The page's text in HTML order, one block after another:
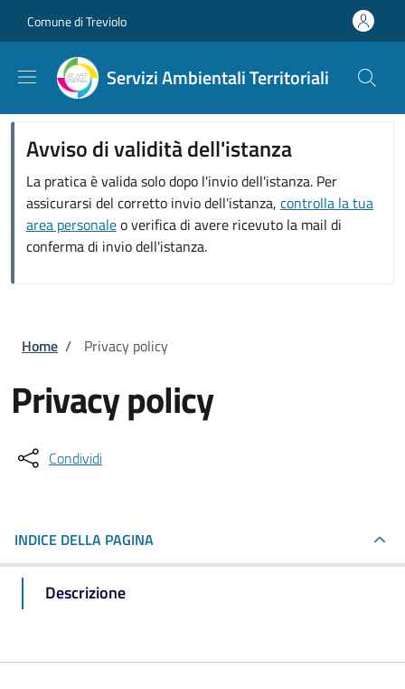
Comune di Treviolo
Servizi Ambientali Territoriali
Avviso di validità dell'istanza
La pratica è valida solo dopo l'invio dell'istanza. Per
assicurarsi del corretto invio dell'istanza, controlla la tua
area personaleo verifica di avere ricevuto la mail di
conferma di invio dell'istanza.
Briciole di pane
Home / Privacy policy
Privacy policy
Condividi
INDICE DELLA PAGINA
Descrizione